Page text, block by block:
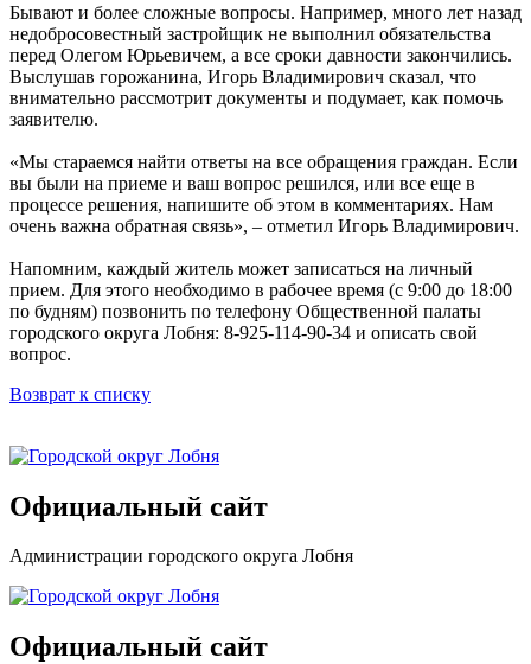
Бывают и более сложные вопросы. Например, много лет назад
недобросовестный застройщик не выполнил обязательства
перед Олегом Юрьевичем, а все сроки давности закончились.
Выслушав горожанина, Игорь Владимирович сказал, что
внимательно рассмотрит документы и подумает, как помочь
заявителю.
«Мы стараемся найти ответы на все обращения граждан. Если
вы были на приеме и ваш вопрос решился, или все еще в
процессе решения, напишите об этом в комментариях. Нам
очень важна обратная связь», – отметил Игорь Владимирович.
Напомним, каждый житель может записаться на личный
прием. Для этого необходимо в рабочее время (с 9:00 до 18:00
по будням) позвонить по телефону Общественной палаты
городского округа Лобня: 8-925-114-90-34 и описать свой
вопрос.
Возврат к списку
Официальный сайт
Администрации городского округа Лобня
Официальный сайт